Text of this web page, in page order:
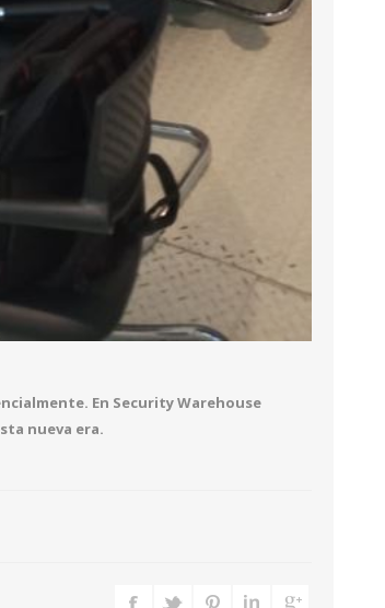
En Security Warehouse
nueva era.